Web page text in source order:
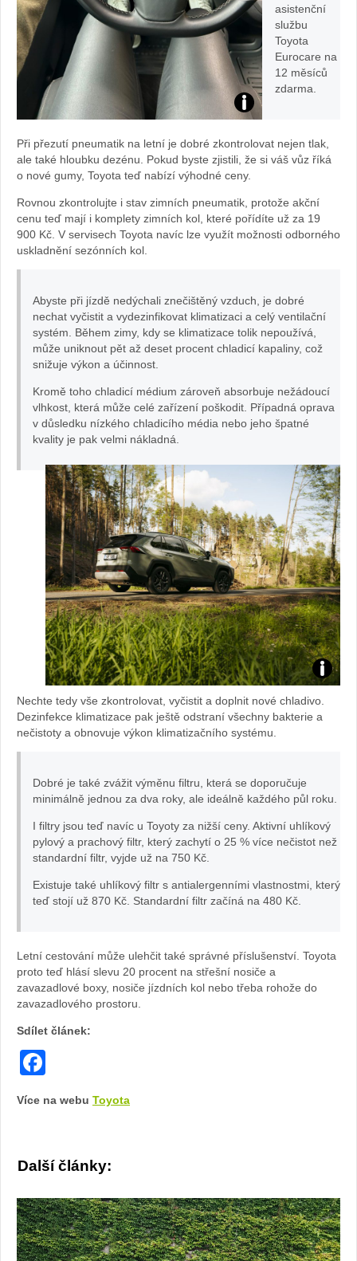
test
Toyota
ProAce
Verso
v
autě.cz
asistenční
službu
Toyota
Eurocare na
12 měsíců
zdarma.
Při přezutí pneumatik na letní je dobré zkontrolovat nejen tlak,
ale také hloubku dezénu. Pokud byste zjistili, že si váš vůz říká
o nové gumy, Toyota teď nabízí výhodné ceny.
Rovnou zkontrolujte i stav zimních pneumatik, protože akční
cenu teď mají i komplety zimních kol, které pořídíte už za 19
900 Kč. V servisech Toyota navíc lze využít možnosti odborného
uskladnění sezónních kol.
Abyste při jízdě nedýchali znečištěný vzduch, je dobré
nechat vyčistit a vydezinfikovat klimatizaci a celý ventilační
systém. Během zimy, kdy se klimatizace tolik nepoužívá,
může uniknout pět až deset procent chladicí kapaliny, což
snižuje výkon a účinnost.
Kromě toho chladicí médium zároveň absorbuje nežádoucí
vlhkost, která může celé zařízení poškodit. Případná oprava
v důsledku nízkého chladicího média nebo jeho špatné
kvality je pak velmi nákladná.
To
Ad
nt
17
Nechte tedy vše zkontrolovat, vyčistit a doplnit nové chladivo.
Dezinfekce klimatizace pak ještě odstraní všechny bakterie a
nečistoty a obnovuje výkon klimatizačního systému.
Dobré je také zvážit výměnu filtru, která se doporučuje
minimálně jednou za dva roky, ale ideálně každého půl roku.
I filtry jsou teď navíc u Toyoty za nižší ceny. Aktivní uhlíkový
pylový a prachový filtr, který zachytí o 25 % více nečistot než
standardní filtr, vyjde už na 750 Kč.
Existuje také uhlíkový filtr s antialergenními vlastnostmi, který
teď stojí už 870 Kč. Standardní filtr začíná na 480 Kč.
Letní cestování může ulehčit také správné příslušenství. Toyota
proto teď hlásí slevu 20 procent na střešní nosiče a
zavazadlové boxy, nosiče jízdních kol nebo třeba rohože do
zavazadlového prostoru.
Sdílet článek:
Více na webu Toyota
Další články: